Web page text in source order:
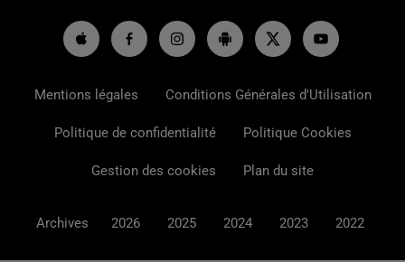
Mentions légales Conditions Générales d'Utilisation
Politique de confidentialité Politique Cookies
Gestion des cookies Plan du site
Archives 2026 2025 2024 2023 2022